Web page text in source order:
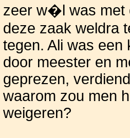
zeer w�l was met
deze zaak weldra
tegen. Ali was een
door meester en
geprezen,
waarom zou men
weigeren?